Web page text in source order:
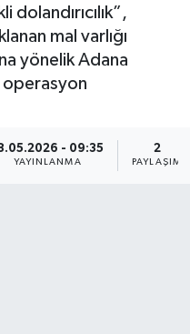
dolandırıcılık”,
mal varlığı
yönelik Adana
operasyon
- 09:35
YAYINLANMA
2
PAYLAŞIM